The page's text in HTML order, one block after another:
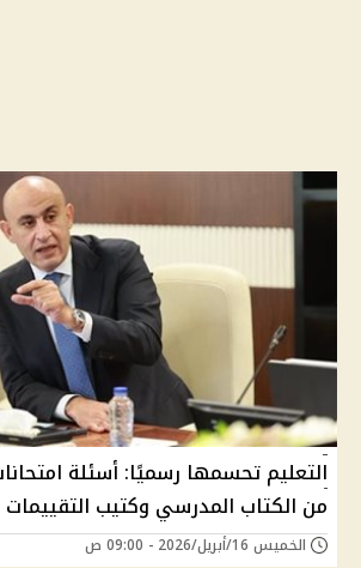
التعليم تحسمها رسميًا: أسئلة
من الكتاب المدرسي وكتيب
الخميس 16/أبريل/2026 - 09:00 ص